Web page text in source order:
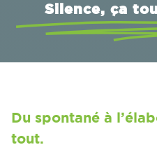
Silence, ça
Du spontané à
tout.